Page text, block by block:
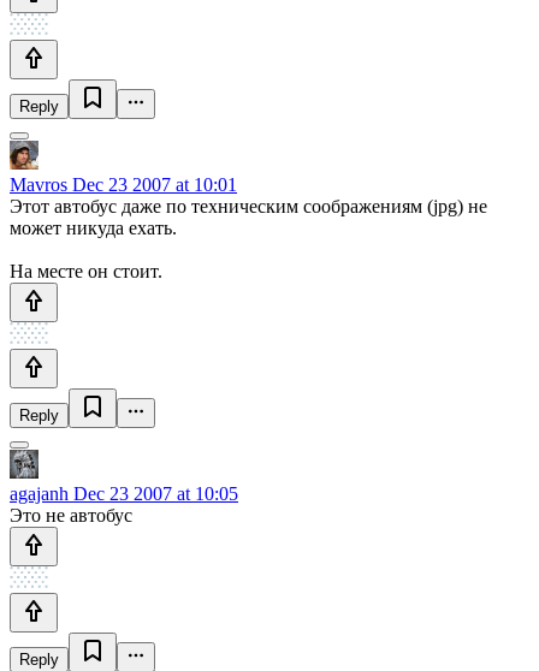
Reply
Mavros Dec 23 2007 at 10:01
Этот автобус даже по техническим соображениям (jpg) не
может никуда ехать.
На месте он стоит.
Reply
agajanh Dec 23 2007 at 10:05
Это не автобус
Reply